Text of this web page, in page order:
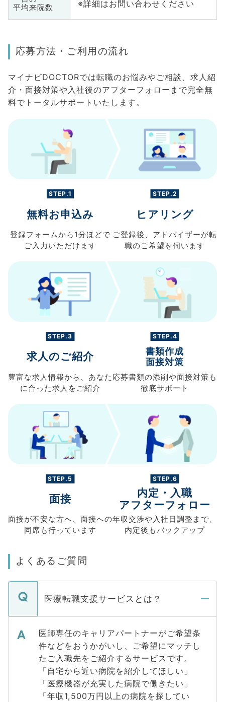
平均来院数
※詳細はお問い合わせください
応募方法・ご利用の流れ
マイナビDOCTORでは転職のお悩みやご相談、求人紹
介・面接対策や入社後のアフターフォローまで完全無
料でトータルサポートいたします。
STEP.1
無料お申込み
登録フォームから 1分ほどで
ご入力 いただけます
STEP.2
ヒアリング
ご登録後、 アドバイザーが転
職のご希望を伺います
STEP.3
求人のご紹介
豊富な求人情報から、 あなた
に合った求人を ご紹介
STEP.4
書類作成
面接対策
応募書類の添削や面接対策も
徹底サポート
STEP.5
面接
面接が不安な方へ、 面接への
同席も行っています
STEP.6
内定・入職
アフターフォロー
年収交渉や入社日調整まで、
内定後もバックアップ
よくあるご質問
医療転職支援サービスとは？
医師専任のキャリアパートナーがご希望条
件などをおうかがいし、ご希望にマッチし
たご入職先をご紹介するサービスです。
「自宅から近い病院を紹介してほしい」
「医療機器が充実した病院で働きたい」
「年収1,500万円以上の病院を探してい